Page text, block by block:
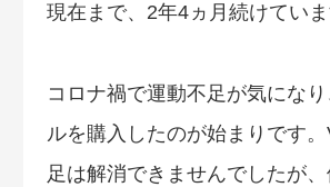
現在まで、2年4ヵ月続けていま
コロナ禍で運動不足が気にな
ルを購入したのが始まりです
足は解消できませんでしたが